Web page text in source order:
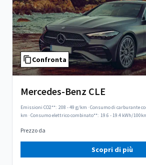
Confronta
Mercedes-Benz CLE
Emissioni CO2**: 208 - 49 g/km ·Consumo di carburante
km ·Consumo elettrico combinato**: 19.6 - 19.4 kWh/
Prezzo da
Scopri di più